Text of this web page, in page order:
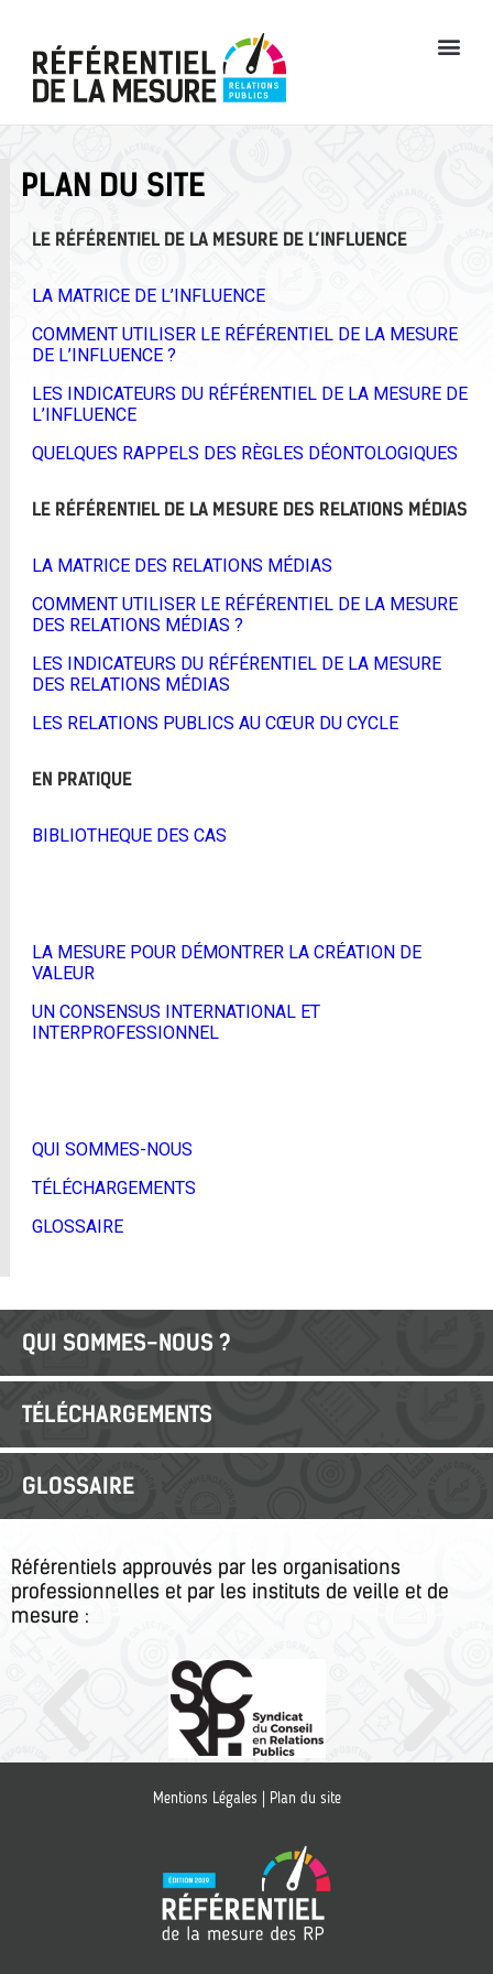
PLAN DU SITE
LE RÉFÉRENTIEL DE LA MESURE DE L’INFLUENCE
LA MATRICE DE L’INFLUENCE
COMMENT UTILISER LE RÉFÉRENTIEL DE LA MESURE
DE L’INFLUENCE ?
LES INDICATEURS DU RÉFÉRENTIEL DE LA MESURE DE
L’INFLUENCE
QUELQUES RAPPELS DES RÈGLES DÉONTOLOGIQUES
LE RÉFÉRENTIEL DE LA MESURE DES RELATIONS MÉDIAS
LA MATRICE DES RELATIONS MÉDIAS
COMMENT UTILISER LE RÉFÉRENTIEL DE LA MESURE
DES RELATIONS MÉDIAS ?
LES INDICATEURS DU RÉFÉRENTIEL DE LA MESURE
DES RELATIONS MÉDIAS
LES RELATIONS PUBLICS AU CŒUR DU CYCLE
EN PRATIQUE
BIBLIOTHEQUE DES CAS
LA MESURE POUR DÉMONTRER LA CRÉATION DE
VALEUR
UN CONSENSUS INTERNATIONAL ET
INTERPROFESSIONNEL
QUI SOMMES-NOUS
TÉLÉCHARGEMENTS
GLOSSAIRE
QUI SOMMES-NOUS ?
TÉLÉCHARGEMENTS
GLOSSAIRE
Référentiels approuvés par les organisations
professionnelles et par les instituts de veille et de
mesure :
Mentions Légales Plan du site